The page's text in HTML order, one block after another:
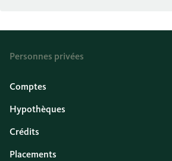
Personnes privées
Comptes
Hypothèques
Crédits
Placements